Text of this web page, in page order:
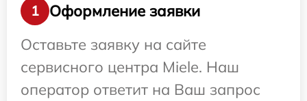
1
Оформление заявки
Оставьте заявку на сайте
сервисного центра Miele. Наш
оператор ответит на Ваш запрос